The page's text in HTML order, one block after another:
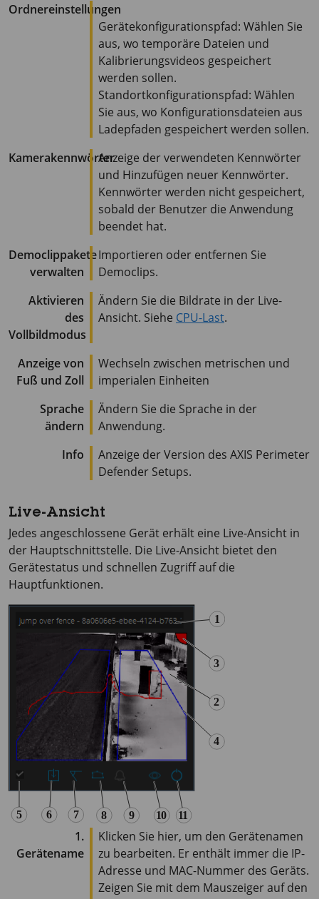
Ordnereinstellungen
Gerätekonfigurationspfad: Wählen Sie
aus, wo temporäre Dateien und
Kalibrierungsvideos gespeichert
werden sollen.
Standortkonfigurationspfad: Wählen
Sie aus, wo Konfigurationsdateien aus
Ladepfaden gespeichert werden sollen.
KamerakennwörterAnzeige der verwendeten Kennwörter
und Hinzufügen neuer Kennwörter.
Kennwörter werden nicht gespeichert,
sobald der Benutzer die Anwendung
beendet hat.
Democlippakete
verwalten
Importieren oder entfernen Sie
Democlips.
Aktivieren
des
Vollbildmodus
Ändern Sie die Bildrate in der Live-
Ansicht. Siehe CPU-Last.
Anzeige von
Fuß und Zoll
Wechseln zwischen metrischen und
imperialen Einheiten
Sprache
ändern
Ändern Sie die Sprache in der
Anwendung.
Info
Anzeige der Version des AXIS Perimeter
Defender Setups.
Live-Ansicht
Jedes angeschlossene Gerät erhält eine Live-Ansicht in
der Hauptschnittstelle. Die Live-Ansicht bietet den
Gerätestatus und schnellen Zugriff auf die
Hauptfunktionen.
1.
Gerätename
Klicken Sie hier, um den Gerätenamen
zu bearbeiten. Er enthält immer die IP-
Adresse und MAC-Nummer des Geräts.
Zeigen Sie mit dem Mauszeiger auf den